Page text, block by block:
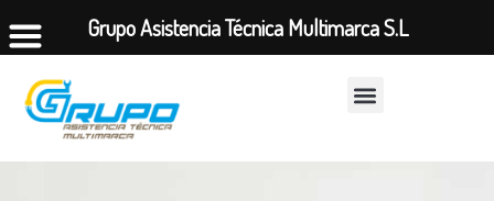
Grupo Asistencia Técnica Multimarca S.L